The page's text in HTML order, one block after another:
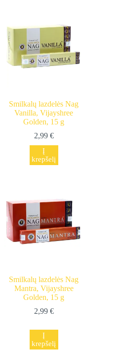
Smilkalų lazdelės Nag
Vanilla, Vijayshree
Golden, 15 g
2,99 €
Į
krepšelį
Smilkalų lazdelės Nag
Mantra, Vijayshree
Golden, 15 g
2,99 €
Į
krepšelį